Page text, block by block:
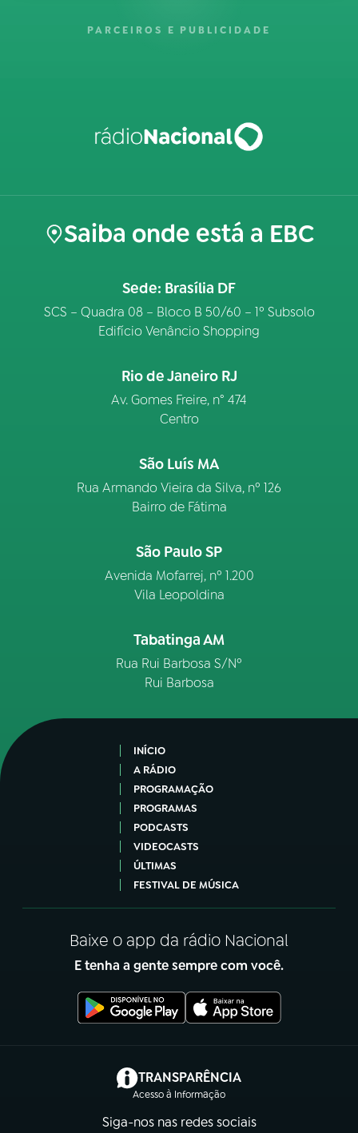
PARCEIROS E PUBLICIDADE
Saiba onde está a EBC
Sede: Brasília DF
SCS – Quadra 08 – Bloco B 50/60 – 1º Subsolo
Edifício Venâncio Shopping
Rio de Janeiro RJ
Av. Gomes Freire, n° 474
Centro
São Luís MA
Rua Armando Vieira da Silva, nº 126
Bairro de Fátima
São Paulo SP
Avenida Mofarrej, nº 1.200
Vila Leopoldina
Tabatinga AM
Rua Rui Barbosa S/Nº
Rui Barbosa
INÍCIO
A RÁDIO
PROGRAMAÇÃO
PROGRAMAS
PODCASTS
VIDEOCASTS
ÚLTIMAS
FESTIVAL DE MÚSICA
Baixe o app da rádio Nacional
E tenha a gente sempre com você.
TRANSPARÊNCIA
Acesso à Informação
(abre em nova aba)
Siga-nos nas redes sociais